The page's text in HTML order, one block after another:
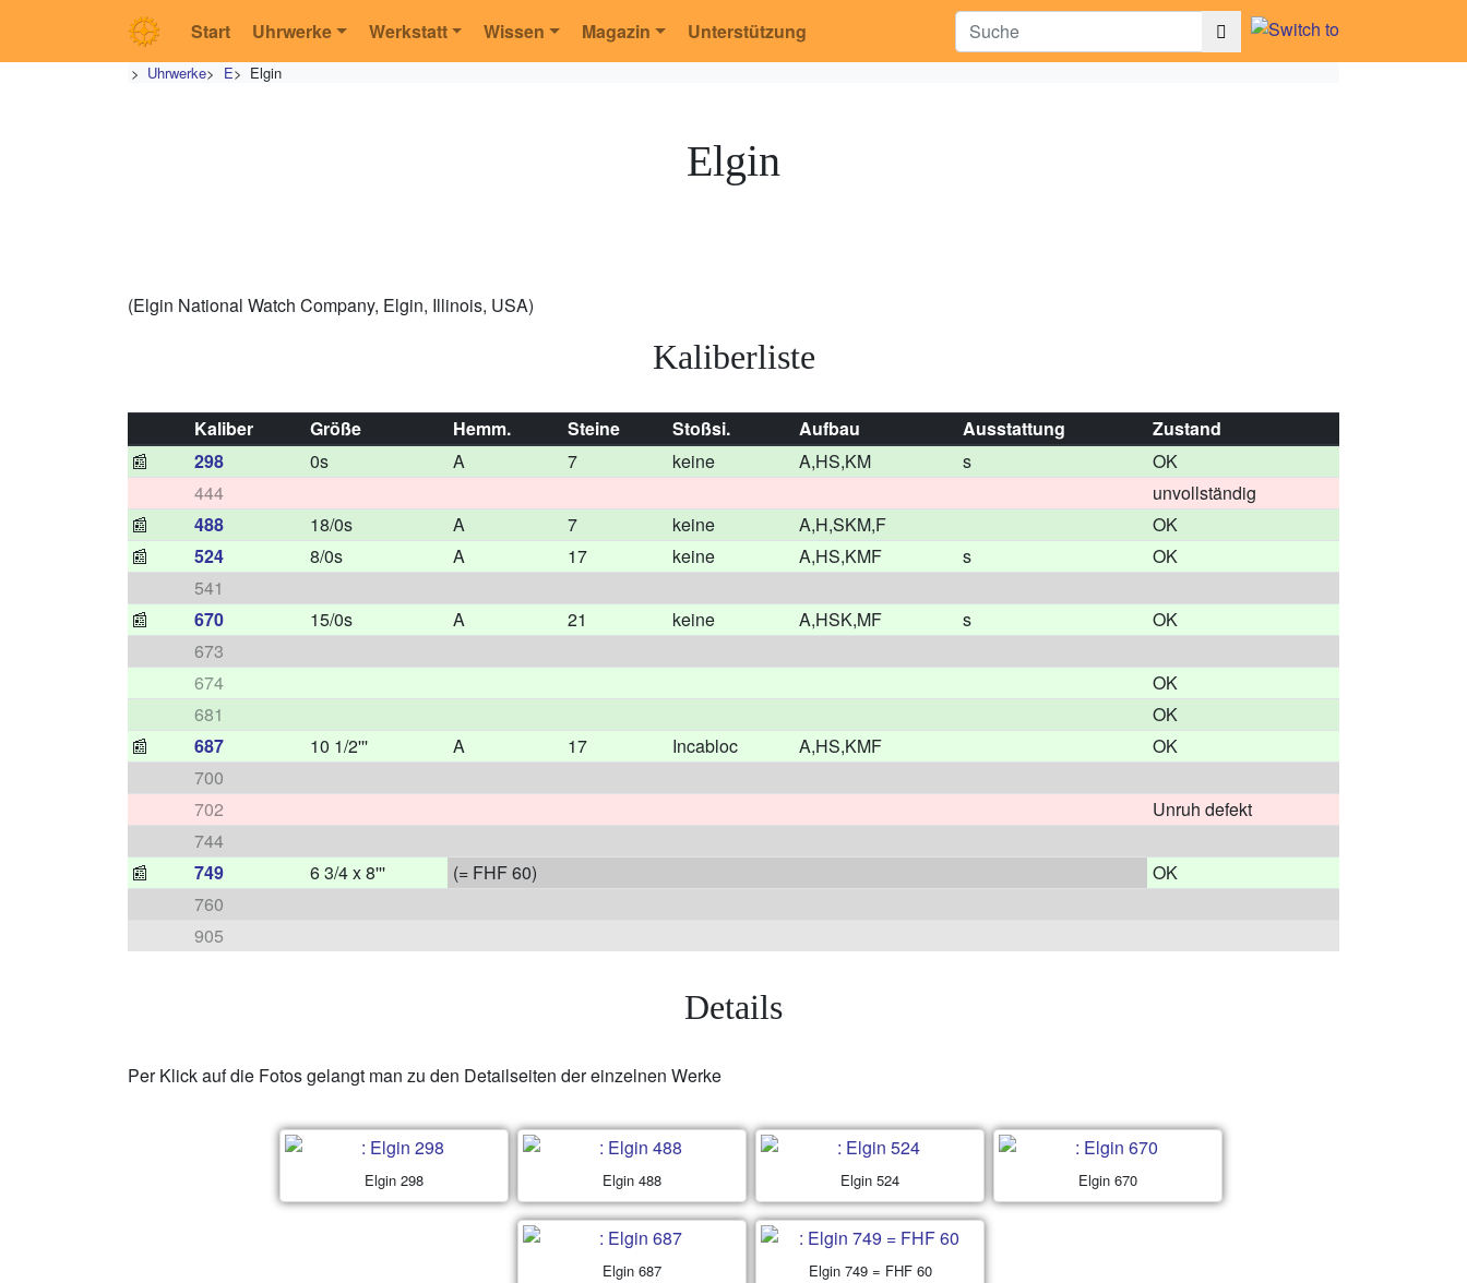
Start Uhrwerke Werkstatt Wissen Magazin Unterstützung
> Uhrwerke> E> Elgin
Elgin
(Elgin National Watch Company, Elgin, Illinois, USA)
Kaliberliste
Kaliber Größe Hemm. Steine Stoßsi. Aufbau Ausstattung
Zustand
📰
298 0s A 7 keine A,HS,KM s
OK
444
unvollständig
📰
488 18/0s A 7 keine A,H,SKM,F
OK
📰
524 8/0s A 17 keine A,HS,KMF s
OK
541
📰
670 15/0s A 21 keine A,HSK,MF s
OK
673
674
OK
681
OK
📰
687 10 1/2''' A 17 Incabloc A,HS,KMF
OK
700
702
Unruh defekt
744
📰
749 6 3/4 x 8''' (= FHF 60)
OK
760
905
Details
Per Klick auf die Fotos gelangt man zu den Detailseiten der einzelnen Werke
Elgin 298 Elgin 488 Elgin 524 Elgin 670
Elgin 687 Elgin 749 = FHF 60